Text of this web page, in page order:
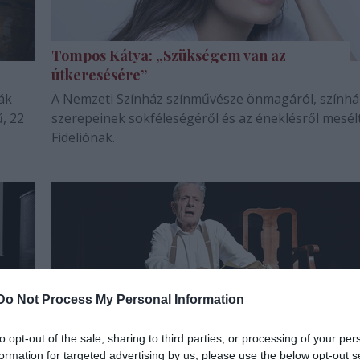
Not Process My Personal Information
opt-out of the sale, sharing to third parties, or processing of your
for targeted advertising by us, please use the below opt-out
22
Tompos Kátya: „Szükségem van az
útkeresésére”
A Nemzeti Színház színművésze önmagáról,
szerepeinek sokféleségéről és az éneklésről
Fideliónak.
Irodalom, zene, színház – Így indul majd